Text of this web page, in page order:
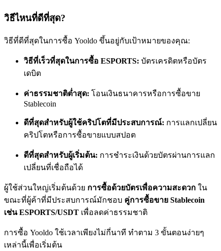
ข้อมูล
การวิเคราะห์ข้อมูลขนาดใหญ่ รวมถึงข้อมูลการค้า ฯลฯ
คู่มือเริ่มต้นฟิวเจอร์ส
วิธีไหนที่ดีที่สุด?
วิธีที่ดีที่สุดในการซื้อ Yooldo ขึ้นอยู่กับเป้าหมายของคุณ:
วิธีที่เร็วที่สุดในการซื้อ ESPORTS: บัตรเครดิตหรือบัตร
เดบิต
ค่าธรรมชาติต่ำสุด: โอนเงินธนาคารหรือการซื้อขาย
Stablecoin
ดีที่สุดสำหรับผู้ใช้คริปโตที่มีประสบการณ์: การแลกเปลี่ยน
คริปโตหรือการซื้อขายแบบสปอต
ดีที่สุดสำหรับผู้เริ่มต้น: การชำระเงินด้วยบัตรผ่านการแลก
เปลี่ยนที่เชื่อถือได้
ผู้ใช้ส่วนใหญ่เริ่มต้นด้วย การซื้อด้วยบัตรเพื่อความสะดวก ใน
ขณะที่ผู้ค้าที่มีประสบการณ์มักชอบ คู่การซื้อขาย Stablecoin
เช่น ESPORTS/USDT เพื่อลดค่าธรรมชาติ
การซื้อ Yooldo ใช้เวลาเพียงไม่กี่นาที ทำตาม 3 ขั้นตอนง่ายๆ
เหล่านี้เพื่อเริ่มต้น